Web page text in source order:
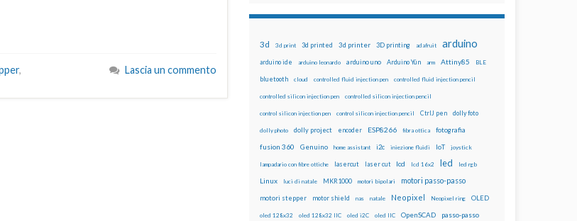
,
Lascia un commento
3d 3d print 3d printed 3d printer 3D printing adafruit arduino
arduino ide arduino leonardo arduino uno Arduino Yún arm Attiny85 BLE
bluetooth cloud controlled fluid injection pen controlled fluid injection pencil
controlled silicon injection pen controlled silicon injection pencil
control silicon injection pen control silicon injection pencil CtrlJ pen dolly foto
dolly photo dolly project encoder ESP8266 fibra ottica fotografia
fusion 360 Genuino home assistant i2c iniezione fluidi IoT joystick
lampadario con fibre ottiche lasercut laser cut lcd lcd 16x2 led led rgb
Linux luci di natale MKR1000 motori bipolari motori passo-passo
motori stepper motor shield nas natale Neopixel Neopixel ring OLED
oled 128x32 oled 128x32 IIC oled i2C oled IIC OpenSCAD passo-passo